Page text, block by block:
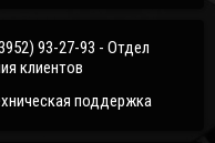
93-27-93 - Отдел
клиентов
поддержка